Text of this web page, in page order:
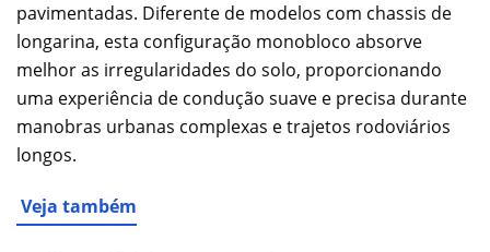
pavimentadas. Diferente de modelos com chassis de
longarina, esta configuração monobloco absorve
melhor as irregularidades do solo, proporcionando
uma experiência de condução suave e precisa durante
manobras urbanas complexas e trajetos rodoviários
longos.
Veja também